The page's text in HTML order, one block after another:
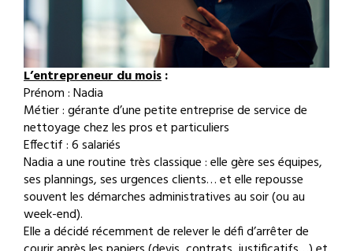
L’entrepreneur du mois:
Prénom : Nadia
Métier : gérante d’une petite entreprise de service de
nettoyage chez les pros et particuliers
Effectif : 6 salariés
Nadia a une routine très classique : elle gère ses équipes,
ses plannings, ses urgences clients… et elle repousse
souvent les démarches administratives au soir (ou au
week-end).
Elle a décidé récemment de relever le défi d’arrêter de